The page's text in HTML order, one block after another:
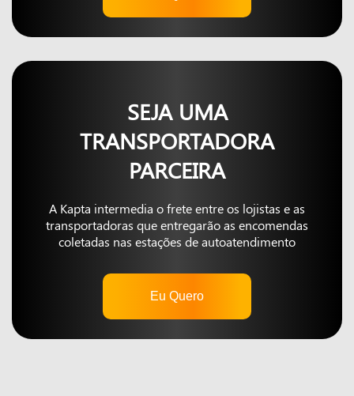
SEJA UMA
TRANSPORTADORA
PARCEIRA
A Kapta intermedia o frete entre os lojistas e as
transportadoras que entregarão as encomendas
coletadas nas estações de autoatendimento
Eu Quero